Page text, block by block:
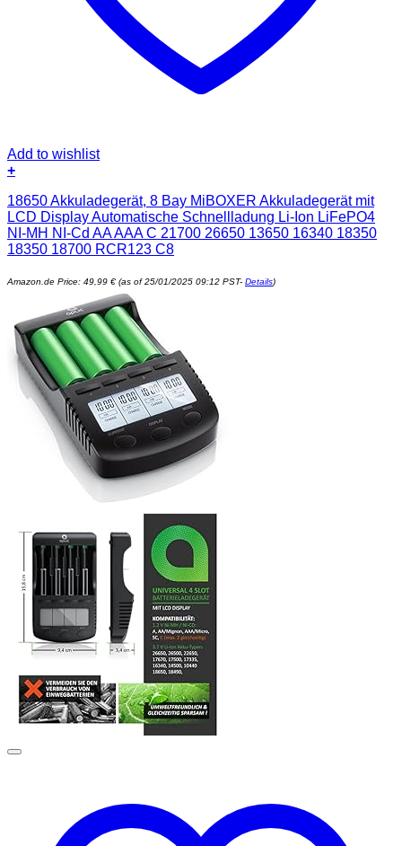
Add to wishlist
+
18650 Akkuladegerät, 8 Bay MiBOXER Akkuladegerät mit
LCD Display Automatische Schnellladung Li-Ion LiFePO4
NI-MH NI-Cd AA AAA C 21700 26650 13650 16340 18350
18350 18700 RCR123 C8
Amazon.de Price: 49,99 € (as of 25/01/2025 09:12 PST- Details)